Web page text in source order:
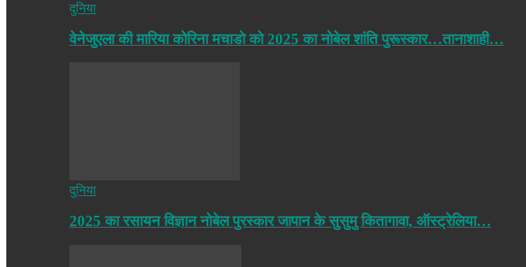
दुनिया
वेनेजुएला की मारिया कोरिना मचाडो को 2025 का नोबेल शांति पुरूस्कार…तानाशाही…
दुनिया
2025 का रसायन विज्ञान नोबेल पुरस्कार जापान के सुसुमु कितागावा, ऑस्ट्रेलिया…